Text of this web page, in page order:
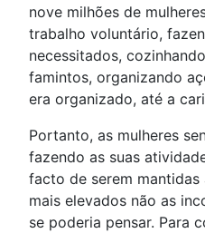
nove milhões de
trabalho voluntário,
necessitados,
famintos, organizando
era organizado, até a
Portanto, as mulheres
fazendo as suas
facto de serem
mais elevados não as
se poderia pensar. Para